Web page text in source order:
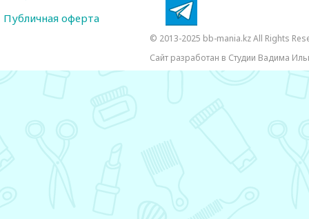
Публичная оферта
© 2013-2025 bb-mania.kz All Rights
Сайт разработан в Студии Вадима